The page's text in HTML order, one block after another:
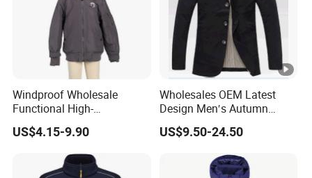
Windproof Wholesale
Functional High-
Performance Windbreaker
Jacket with Hood for Hikers
US$4.15-9.90
Wholesales OEM Latest
Design Men′s Autumn
Business Casual Outdoor
Washed Cotton Jacket
US$9.50-24.50